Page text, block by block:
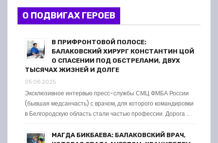
О ПОДВИГАХ ГЕРОЕВ
В ПРИФРОНТОВОЙ ПОЛОСЕ:
БАЛАКОВСКИЙ ХИРУРГ КОНСТАНТИН ЦОЙ
О СПАСЕНИИ ПОД ОБСТРЕЛАМИ, ДВУХ
ТЫСЯЧАХ ЖИЗНЕЙ И ДОЛГЕ
05.06.2025
Эксклюзивное интервью пресс-службы СМЦ ФМБА России
(бывшая медсанчасть) с врачом, для которого командировки
в Белгородскую область стали частью профессии. Дорога …
МАГДА БИКБАЕВА: БАЛАКОВСКИЙ ВРАЧ,